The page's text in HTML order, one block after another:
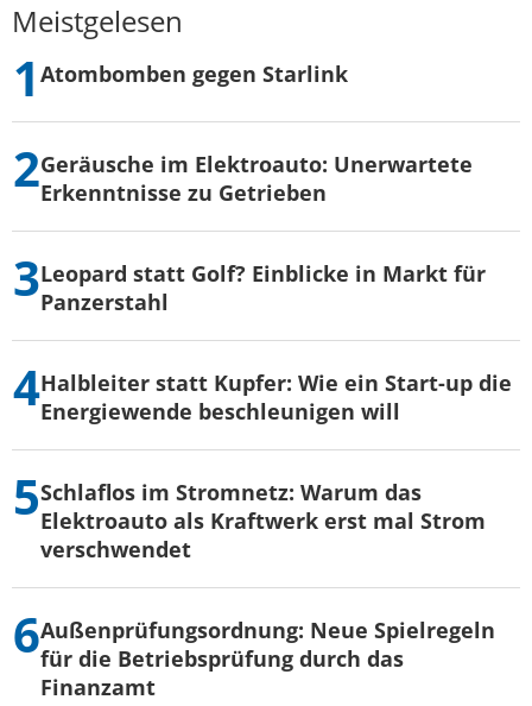
Meistgelesen
Atombomben gegen Starlink
Geräusche im Elektroauto: Unerwartete
Erkenntnisse zu Getrieben
Leopard statt Golf? Einblicke in Markt für
Panzerstahl
Halbleiter statt Kupfer: Wie ein Start-up die
Energiewende beschleunigen will
Schlaflos im Stromnetz: Warum das
Elektroauto als Kraftwerk erst mal Strom
verschwendet
Außenprüfungsordnung: Neue Spielregeln
für die Betriebsprüfung durch das
Finanzamt